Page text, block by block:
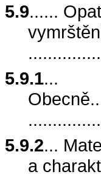
5.9......
5.9.1...
5.9.2...
a